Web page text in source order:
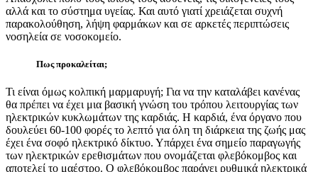
αλλά και το σύστημα υγείας. Και αυτό γιατί χρειάζεται συχνή
παρακολούθηση, λήψη φαρμάκων και σε αρκετές περιπτώσεις
νοσηλεία σε νοσοκομείο.
Πως προκαλείται;
Τι είναι όμως κολπική μαρμαρυγή; Για να την καταλάβει κανένας
θα πρέπει να έχει μια βασική γνώση του τρόπου λειτουργίας των
ηλεκτρικών κυκλωμάτων της καρδιάς. Η καρδιά, ένα όργανο που
δουλεύει 60-100 φορές το λεπτό για όλη τη διάρκεια της ζωής μας
έχει ένα σοφό ηλεκτρικό δίκτυο. Υπάρχει ένα σημείο παραγωγής
των ηλεκτρικών ερεθισμάτων που ονομάζεται φλεβόκομβος και
αποτελεί το μαέστρο. Ο φλεβόκομβος παράγει ρυθμικά ηλεκτρικά